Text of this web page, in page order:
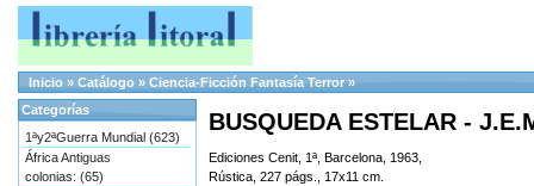
Inicio » Catálogo » Ciencia-Ficción Fantasía Terror»
BUSQUEDA ESTELAR -
Ediciones Cenit, 1ª, Barcelona, 1963,
Rústica, 227 págs., 17x11 cm.
Categorías
1ªy2ªGuerra Mundial (623)
África Antiguas
colonias: (65)